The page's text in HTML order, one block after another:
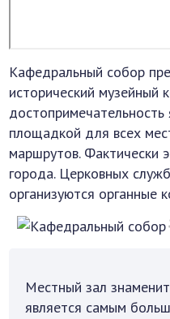
Кафедральный собор
исторический музейный
достопримечательность
площадкой для всех
маршрутов. Фактически
города. Церковных
организуются органные
Местный зал
является самым